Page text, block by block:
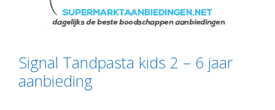
Signal Tandpasta kids 2 – 6 jaar
aanbieding